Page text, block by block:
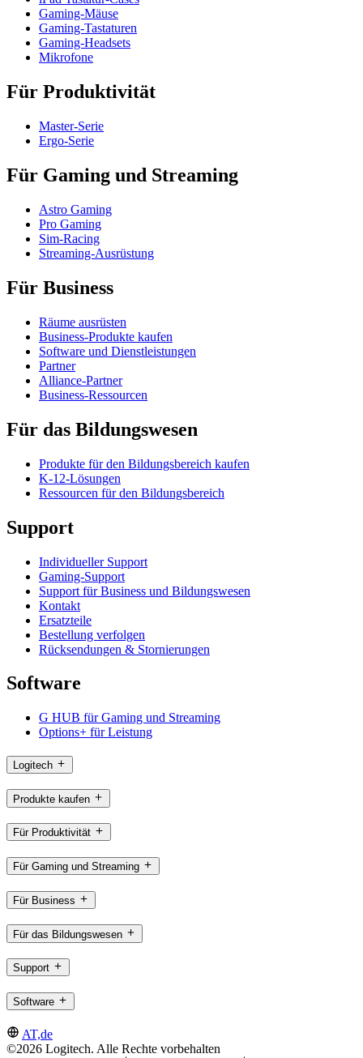
Gaming-Mäuse
Gaming-Tastaturen
Gaming-Headsets
Mikrofone
Für Produktivität
Master-Serie
Ergo-Serie
Für Gaming und Streaming
Astro Gaming
Pro Gaming
Sim-Racing
Streaming-Ausrüstung
Für Business
Räume ausrüsten
Business-Produkte kaufen
Software und Dienstleistungen
Partner
Alliance-Partner
Business-Ressourcen
Für das Bildungswesen
Produkte für den Bildungsbereich kaufen
K-12-Lösungen
Ressourcen für den Bildungsbereich
Support
Individueller Support
Gaming-Support
Support für Business und Bildungswesen
Kontakt
Ersatzteile
Bestellung verfolgen
Rücksendungen & Stornierungen
Software
G HUB für Gaming und Streaming
Options+ für Leistung
Logitech
Produkte kaufen
Für Produktivität
Für Gaming und Streaming
Für Business
Für das Bildungswesen
Support
Software
AT,de
©2026 Logitech. Alle Rechte vorbehalten